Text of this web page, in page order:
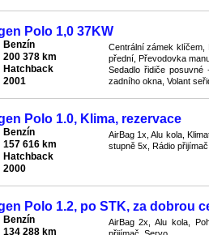
Polo 1,0 37KW
Benzín
200 378 km
Hatchback
2001
Centrální zámek klíčem,
přední, Převodovka
Sedadlo řidiče
zadního okna, Volant
Polo 1.0, Klima, rezervace
Benzín
157 616 km
Hatchback
2000
AirBag 1x, Alu kola,
stupně 5x, Rádio přijímač,
Polo 1.2, po STK, za dobrou
Benzín
134 288 km
AirBag 2x, Alu kola,